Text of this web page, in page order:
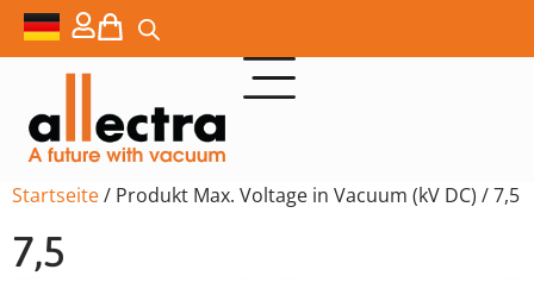
Startseite/ Produkt Max. Voltage in Vacuum (kV DC) / 7,5
7,5